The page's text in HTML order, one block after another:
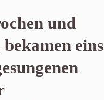
und
eins